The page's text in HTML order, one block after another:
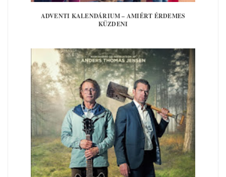
ADVENTI KALENDÁRIUM – AMIÉRT ÉRDEMES
KÜZDENI